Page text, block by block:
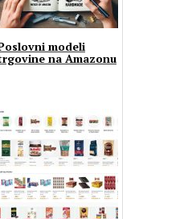
modeli
na Amazonu